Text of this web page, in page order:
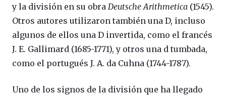
y la división en su obra Deutsche Arithmetica (1545).
Otros autores utilizaron también una D, incluso
algunos de ellos una D invertida, como el francés
J. E. Gallimard (1685-1771), y otros una d tumbada,
como el portugués J. A. da Cuhna (1744-1787).
Uno de los signos de la división que ha llegado